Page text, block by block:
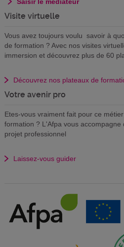
Saisir le médiateur
Visite virtuelle
Vous avez toujours voulu savoir à
de formation ? Avec nos visites
immersion et découvrez plus de 60
Découvrez nos plateaux de
Votre avenir pro
Etes-vous vraiment fait pour ce
formation ? L'Afpa vous
projet professionnel
Laissez-vous guider